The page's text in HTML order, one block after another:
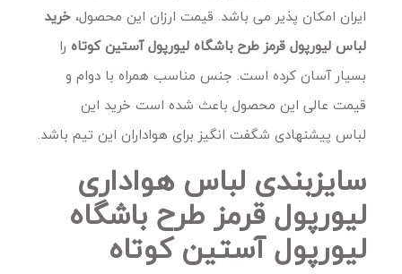
ایران امکان پذیر می باشد. قیمت ارزان این محصول،خرید
لباس لیورپول قرمز طرح باشگاه لیورپول آستین کوتاه را
بسیار آسان کرده است. جنس مناسب همراه با دوام و
قیمت عالی این محصول باعث شده است خرید این
لباس پیشنهادی شگفت انگیز برای هواداران این تیم باشد.
سایزبندی لباس هواداری
لیورپول قرمز طرح باشگاه
لیورپول آستین کوتاه